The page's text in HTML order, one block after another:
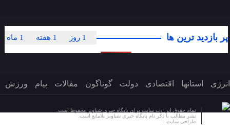
پر بازدید ترین ها 1 ماه 1 هفته 1 روز
انرژی استانها اقتصادی دولت گوناگون مقالات پیام ورزش
تمام حقوق این وب سایت برای پایگاه خبری شباویز محفوظ است.
نشر مطالب با ذکر نام پایگاه خبری شباویز بلامانع است.
طراحی سایت :